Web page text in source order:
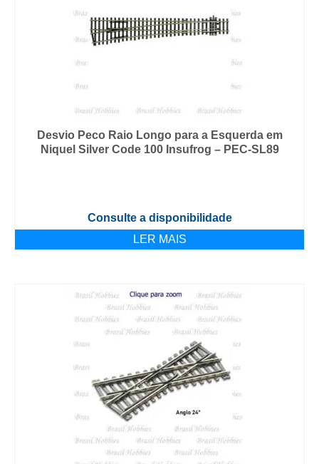
Desvio Peco Raio Longo para a Esquerda em
Niquel Silver Code 100 Insufrog – PEC-SL89
Consulte a disponibilidade
LER MAIS